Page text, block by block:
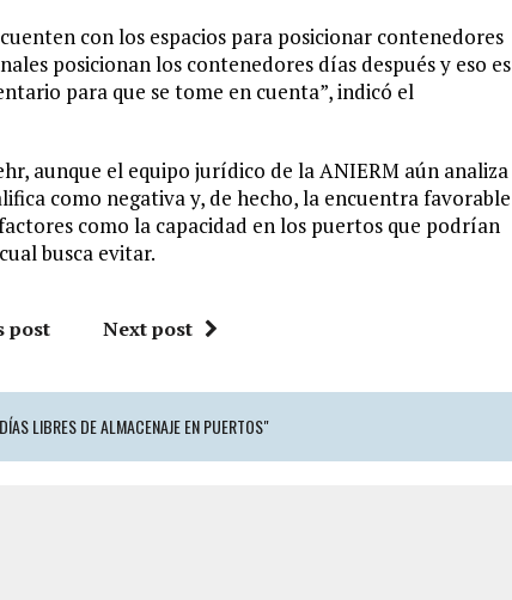
con los espacios para posicionar contenedores
posicionan los contenedores días después y eso es
para que se tome en cuenta”, indicó el
aunque el equipo jurídico de la ANIERM aún analiza
como negativa y, de hecho, la encuentra favorable
como la capacidad en los puertos que podrían
busca evitar.
post Next post
LIBRES DE ALMACENAJE EN PUERTOS"